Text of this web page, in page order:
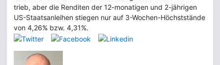
trieb, aber die Renditen der 12-monatigen und 2-jährigen
US-Staatsanleihen stiegen nur auf 3-Wochen-Höchststände
von 4,26% bzw. 4,31%.